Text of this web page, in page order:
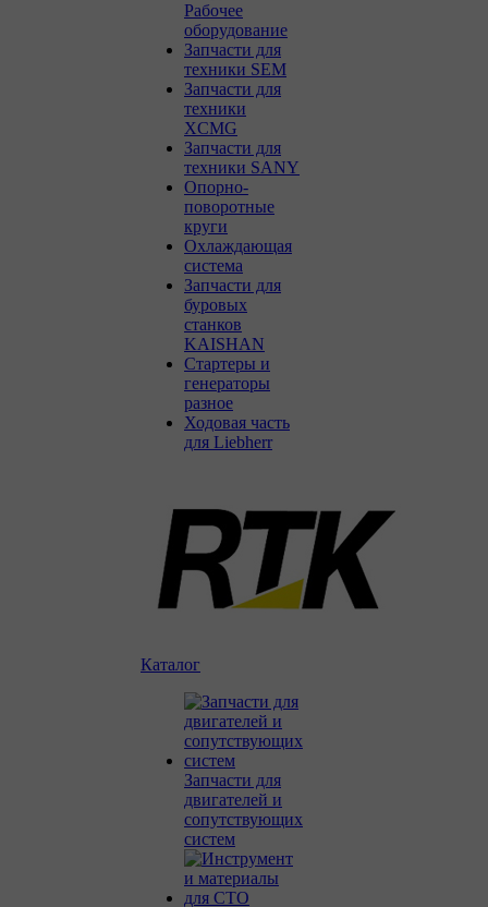
Рабочее
оборудование
Запчасти для
техники SEM
Запчасти для
техники
XCMG
Запчасти для
техники SANY
Опорно-
поворотные
круги
Охлаждающая
система
Запчасти для
буровых
станков
KAISHAN
Стартеры и
генераторы
разное
Ходовая часть
для Liebherr
Каталог
Запчасти для
двигателей и
сопутствующих
систем